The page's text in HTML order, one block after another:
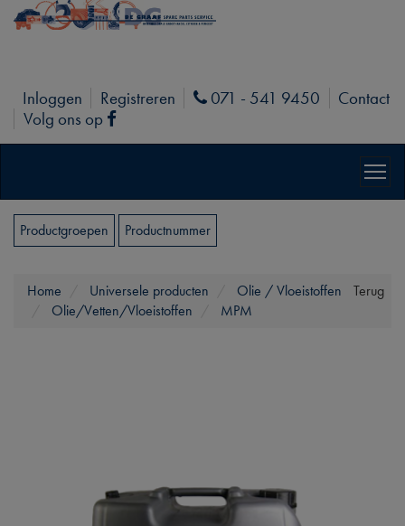
Inloggen Registreren Phone
071 - 541 9450
Contact
Volg ons op
Facebook
Productgroepen Productnummer
Terug
Home Universele producten
Olie / Vloeistoffen
Olie/Vetten/Vloeistoffen
MPM